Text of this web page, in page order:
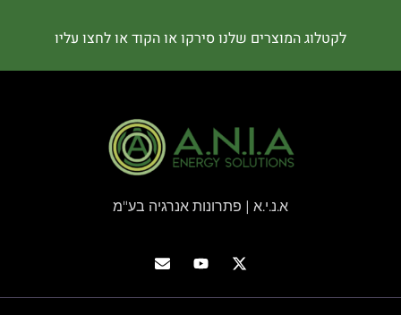
לקטלוג המוצרים שלנו סירקו או הקוד או לחצו עליו
א.נ.י.א | פתרונות אנרגיה בע"מ